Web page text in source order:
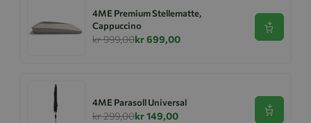
4ME Premium Stellematte,
Cappuccino
kr 999,00kr 699,00
Se
4ME Parasoll Universal
kr 299,00kr 149,00 Se